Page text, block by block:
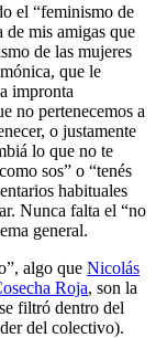
el “feminismo de
mis amigas que
de las mujeres
que le
impronta
no pertenecemos a
o justamente
lo que no te
sos” o “tenés
habituales
Nunca falta el “no
general.
algo que Nicolás
Roja, son la
filtró dentro del
del colectivo).